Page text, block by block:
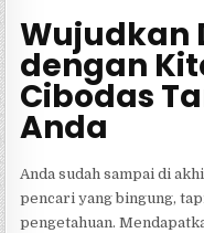
Wujudkan
dengan
Cibodas
Anda
Anda sudah sampai di
pencari yang bingung,
pengetahuan.